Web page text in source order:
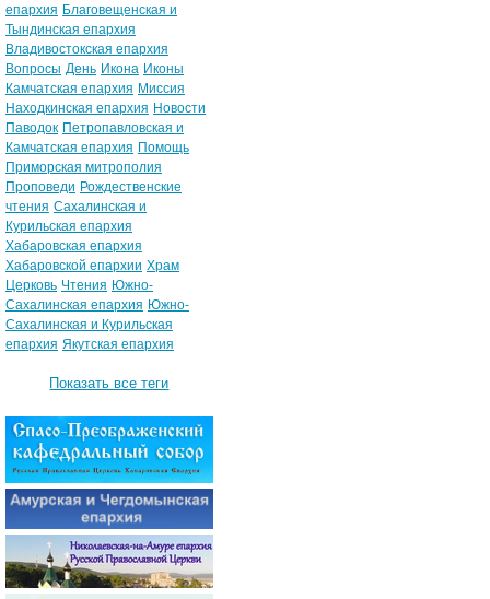
епархия Благовещенская и
Тындинская епархия
Владивостокская епархия
Вопросы День Икона Иконы
Камчатская епархия Миссия
Находкинская епархия Новости
Паводок Петропавловская и
Камчатская епархия Помощь
Приморская митрополия
Проповеди Рождественские
чтения Сахалинская и
Курильская епархия
Хабаровская епархия
Хабаровской епархии Храм
Церковь Чтения Южно-
Сахалинская епархия Южно-
Сахалинская и Курильская
епархия Якутская епархия
Показать все теги